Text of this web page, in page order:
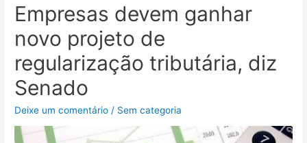
Empresas devem ganhar
novo projeto de
regularização tributária, diz
Senado
Deixe um comentário / Sem categoria